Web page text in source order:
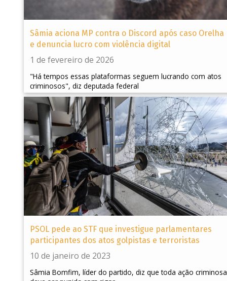
Sâmia aciona MP contra o Discord após caso Orelha
e denuncia lucro com violência digital
1 de fevereiro de 2026
"Há tempos essas plataformas seguem lucrando com atos
criminosos", diz deputada federal
PSOL pede ao STF que investigue parlamentares
participantes dos atos golpistas e terroristas
10 de janeiro de 2023
Sâmia Bomfim, líder do partido, diz que toda ação criminosa